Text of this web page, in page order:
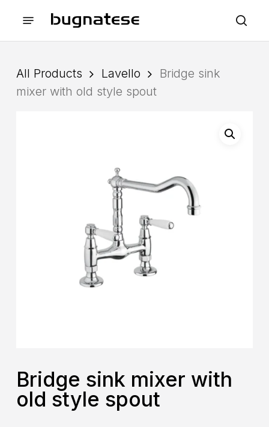
Menu
All Products Lavello
Bridge sink
mixer with old style spout
Bridge sink mixer with
old style spout